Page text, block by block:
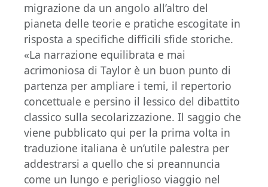
migrazione da un angolo all’altro del
pianeta delle teorie e pratiche escogitate in
risposta a specifiche difficili sfide storiche.
«La narrazione equilibrata e mai
acrimoniosa di Taylor è un buon punto di
partenza per ampliare i temi, il repertorio
concettuale e persino il lessico del dibattito
classico sulla secolarizzazione. Il saggio che
viene pubblicato qui per la prima volta in
traduzione italiana è un’utile palestra per
addestrarsi a quello che si preannuncia
come un lungo e periglioso viaggio nel